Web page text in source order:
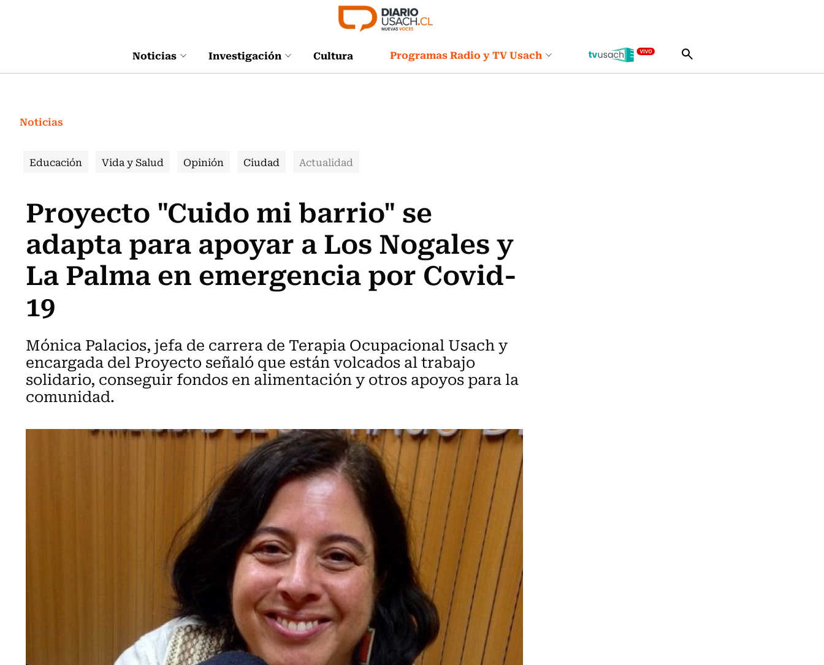
Noticias Investigación Cultura Programas Radio y TV Usach
Noticias
Educación Vida y Salud Opinión Ciudad Actualidad
Proyecto "Cuido mi barrio" se
adapta para apoyar a Los Nogales y
La Palma en emergencia por Covid-
19
Mónica Palacios, jefa de carrera de Terapia Ocupacional Usach y
encargada del Proyecto señaló que están volcados al trabajo
solidario, conseguir fondos en alimentación y otros apoyos para la
comunidad.